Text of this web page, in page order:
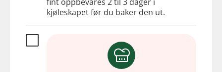
kjøleskapet før du baker den ut.